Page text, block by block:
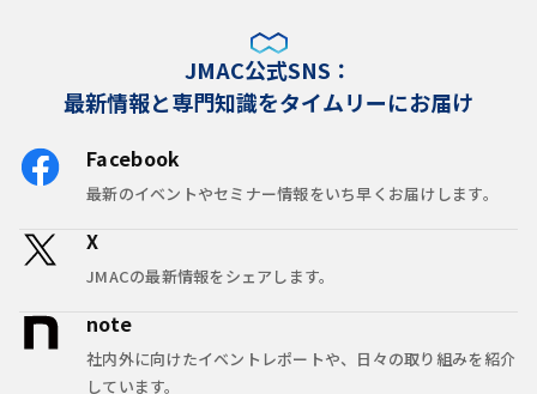
JMAC公式SNS：
最新情報と専門知識をタイムリーにお届け
Facebook
最新のイベントやセミナー情報をいち早くお届けします。
X
JMACの最新情報をシェアします。
note
社内外に向けたイベントレポートや、日々の取り組みを紹介
しています。